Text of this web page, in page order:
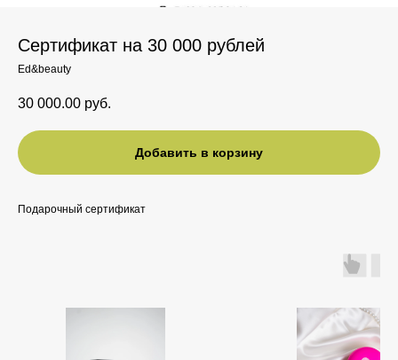
Сертификат на 30 000 рублей
Ed&beauty
30 000.00 руб.
Добавить в корзину
Подарочный сертификат